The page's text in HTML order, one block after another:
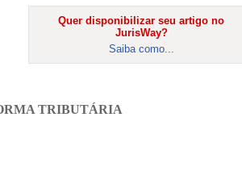
Quer disponibilizar seu artigo no
JurisWay?
Saiba como...
TRIBUTÁRIA